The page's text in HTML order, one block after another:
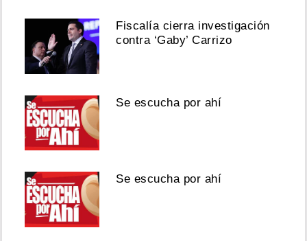
Fiscalía cierra investigación
contra ‘Gaby’ Carrizo
Se escucha por ahí
Se escucha por ahí